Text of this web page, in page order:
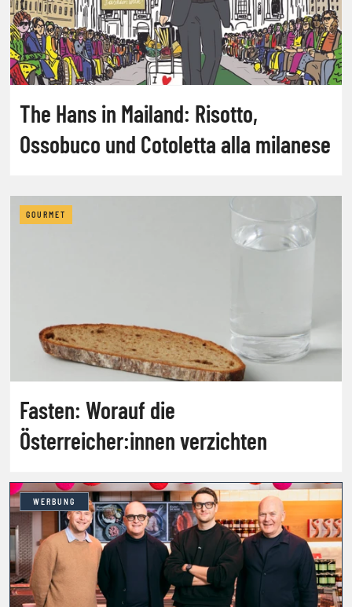
The Hans in Mailand: Risotto,
Ossobuco und Cotoletta alla milanese
GOURMET
Fasten: Worauf die
Österreicher:innen verzichten
WERBUNG